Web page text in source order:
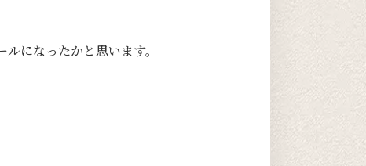
になったかと思います。